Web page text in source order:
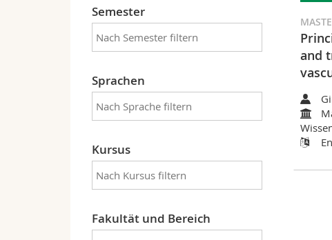
Semester
Sprachen
Kursus
Fakultät und Bereich
and